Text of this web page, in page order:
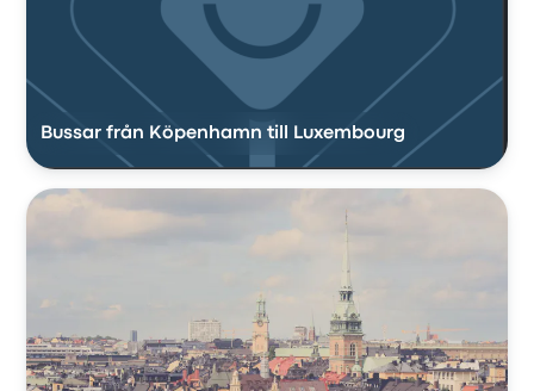
Bussar från Köpenhamn till Luxembourg